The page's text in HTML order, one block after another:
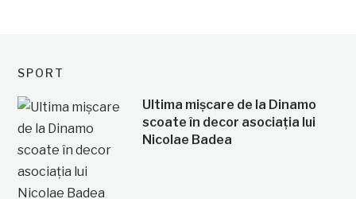
SPORT
Ultima mișcare de la Dinamo
scoate în decor asociația lui
Nicolae Badea